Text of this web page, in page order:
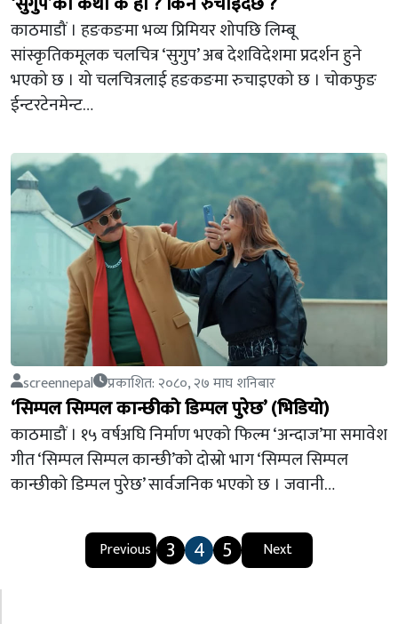
काठमाडौं । हङकङमा भव्य प्रिमियर शोपछि लिम्बू
सांस्कृतिकमूलक चलचित्र ‘सुगुप’ अब देशविदेशमा प्रदर्शन हुने
भएको छ । यो चलचित्रलाई हङकङमा रुचाइएको छ । चोकफुङ
ईन्टरटेनमेन्ट…
screennepal प्रकाशित: २०८०, २७ माघ शनिबार
‘सिम्पल सिम्पल कान्छीको डिम्पल पुरेछ’ (भिडियो)
काठमाडौं । १५ वर्षअघि निर्माण भएको फिल्म ‘अन्दाज’मा समावेश
गीत ‘सिम्पल सिम्पल कान्छी’को दोस्रो भाग ‘सिम्पल सिम्पल
कान्छीको डिम्पल पुरेछ’ सार्वजनिक भएको छ । जवानी…
Previous 3 4 5 Next